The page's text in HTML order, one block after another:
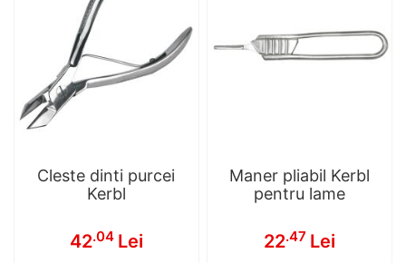
Cleste dinti purcei
Kerbl
42.04 Lei
Maner pliabil Kerbl
pentru lame
22.47 Lei